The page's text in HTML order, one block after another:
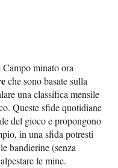
minato ora
che sono basate sulla
una classifica mensile
Queste sfide quotidiane
del gioco e propongono
in una sfida potresti
bandierine (senza
le mine.